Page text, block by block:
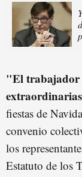
"El trabajador
fiestas de
convenio
los
Estatuto de los